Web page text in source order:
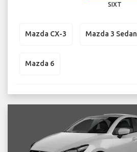
SIXT
Mazda CX-3 Mazda 3 Sedan
Mazda 6